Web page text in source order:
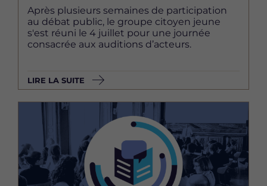
Après plusieurs semaines de participation
au débat public, le groupe citoyen jeune
s'est réuni le 4 juillet pour une journée
consacrée aux auditions d’acteurs.
LIRE LA SUITE